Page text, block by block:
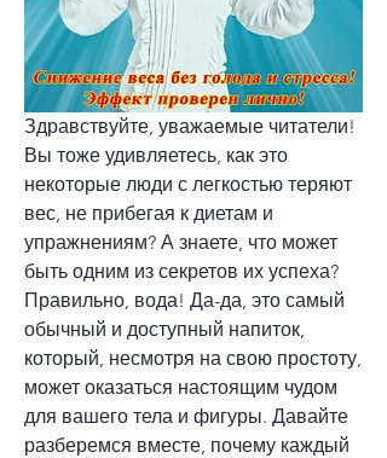
Здравствуйте, уважаемые читатели!
Вы тоже удивляетесь, как это
некоторые люди с легкостью теряют
вес, не прибегая к диетам и
упражнениям? А знаете, что может
быть одним из секретов их успеха?
Правильно, вода! Да-да, это самый
обычный и доступный напиток,
который, несмотря на свою простоту,
может оказаться настоящим чудом
для вашего тела и фигуры. Давайте
разберемся вместе, почему каждый